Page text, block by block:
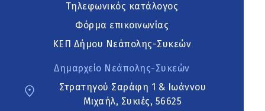
Τηλεφωνικός κατάλογος
Φόρμα επικοινωνίας
ΚΕΠ Δήμου Νεάπολης-Συκεών
Δημαρχείο Νεάπολης-Συκεών
Στρατηγού Σαράφη 1 & Ιωάννου
Μιχαήλ, Συκιές, 56625